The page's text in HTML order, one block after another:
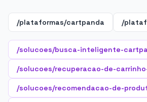
/plataformas/cartpanda /
/solucoes/busca-inteligente-
/solucoes/recuperacao-de-
/solucoes/recomendacao-de-